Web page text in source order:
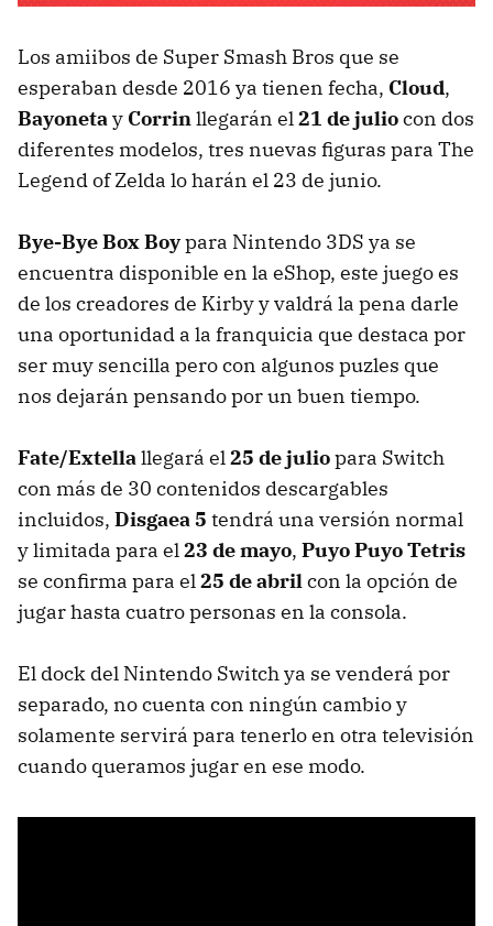
Los amiibos de Super Smash Bros que se
esperaban desde 2016 ya tienen fecha, Cloud,
Bayonetay Corrinllegarán el21 de juliocon dos
diferentes modelos, tres nuevas figuras para The
Legend of Zelda lo harán el 23 de junio.
Bye-Bye Box Boypara Nintendo 3DS ya se
encuentra disponible en la eShop, este juego es
de los creadores de Kirby y valdrá la pena darle
una oportunidad a la franquicia que destaca por
ser muy sencilla pero con algunos puzles que
nos dejarán pensando por un buen tiempo.
Fate/Extellallegará el25 de juliopara Switch
con más de 30 contenidos descargables
incluidos, Disgaea 5 tendrá una versión normal
y limitada para el23 de mayo, Puyo Puyo Tetris
se confirma para el25 de abrilcon la opción de
jugar hasta cuatro personas en la consola.
El dock del Nintendo Switch ya se venderá por
separado, no cuenta con ningún cambio y
solamente servirá para tenerlo en otra televisión
cuando queramos jugar en ese modo.